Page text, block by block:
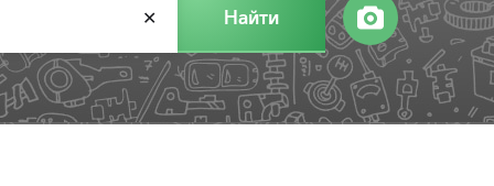
✕ Найти
НДС
− + Купить